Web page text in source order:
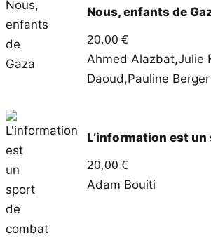
Nous, enfants de
20,00 €
Ahmed Alazbat,Julie
Daoud,Pauline Berger
L’information est
20,00 €
Adam Bouiti